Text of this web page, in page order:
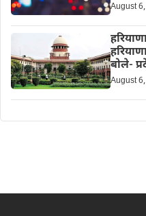
August
बोले-
August